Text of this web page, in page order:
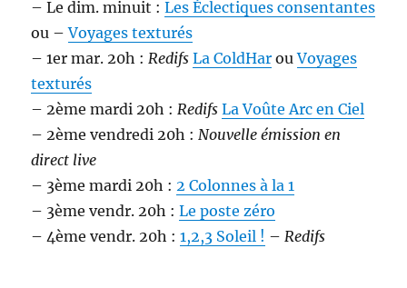
– Le dim. minuit :Les Éclectiques consentantes
ou –Voyages texturés
– 1er mar. 20h :Redifs La ColdHar ouVoyages
texturés
– 2ème mardi 20h :Redifs La Voûte Arc en Ciel
– 2ème vendredi 20h :Nouvelle émission en
direct live
– 3ème mardi 20h :2 Colonnes à la 1
– 3ème vendr. 20h :Le poste zéro
– 4ème vendr. 20h :1,2,3 Soleil ! –Redifs